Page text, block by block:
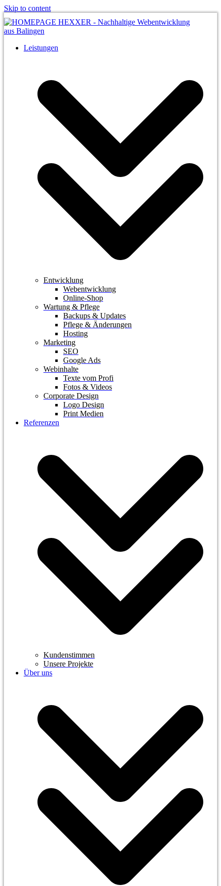
Skip to content
Leistungen
Entwicklung
Webentwicklung
Online-Shop
Wartung & Pflege
Backups & Updates
Pflege & Änderungen
Hosting
Marketing
SEO
Google Ads
Webinhalte
Texte vom Profi
Fotos & Videos
Corporate Design
Logo Design
Print Medien
Referenzen
Kundenstimmen
Unsere Projekte
Über uns